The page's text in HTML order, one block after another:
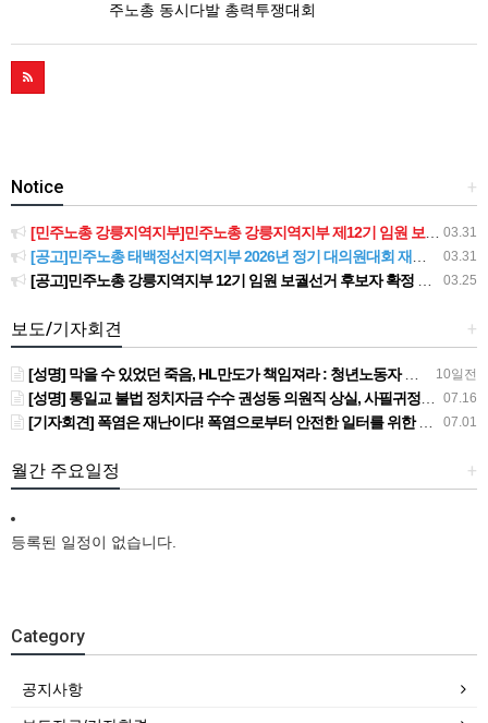
주노총 동시다발 총력투쟁대회
+
Notice
03.31
[민주노총 강릉지역지부]민주노총 강릉지역지부 제12기 임원 보궐선거결과 공고
03.31
[공고]민주노총 태백정선지역지부 2026년 정기 대의원대회 재소집 건
03.25
[공고]민주노총 강릉지역지부 12기 임원 보궐선거 후보자 확정 공고
+
보도/기자회견
10일전
[성명] 막을 수 있었던 죽음, HL만도가 책임져라 : 청년노동자 사망사고의 철저한 진상규명과 재발방지 대책 마련하라
07.16
[성명] 통일교 불법 정치자금 수수 권성동 의원직 상실, 사필귀정이다
07.01
[기자회견] 폭염은 재난이다! 폭염으로부터 안전한 일터를 위한 민주노총 강원지역본부 폭염감시단 선포 기자회견
+
월간 주요일정
등록된 일정이 없습니다.
Category
공지사항